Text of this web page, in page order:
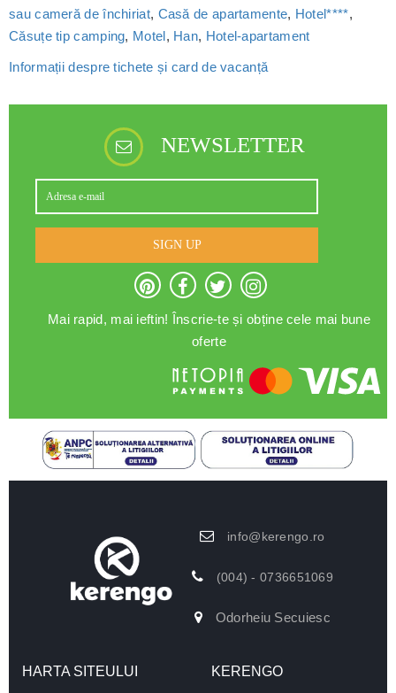
sau cameră de închiriat, Casă de apartamente, Hotel****,
Căsuțe tip camping, Motel, Han, Hotel-apartament
Informații despre tichete și card de vacanță
NEWSLETTER
SIGN UP
Mai rapid, mai ieftin! Înscrie-te și obține cele mai bune
oferte
info@kerengo.ro
(004) - 0736651069
Odorheiu Secuiesc
HARTA SITEULUI KERENGO